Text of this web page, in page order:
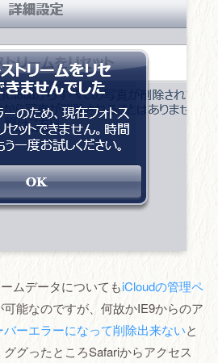
ムデータについてもiCloudの管理ペ
能なのですが、何故かIE9からのア
バーエラーになって削除出来ないと
グったところSafariからアクセス